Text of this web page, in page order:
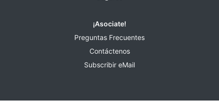
¡Asociate!
Preguntas Frecuentes
Contáctenos
Subscribir eMail